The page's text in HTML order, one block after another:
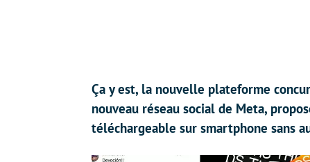
Ça y est, la nouvelle plateforme
nouveau réseau social de Meta,
téléchargeable sur smartphone sans